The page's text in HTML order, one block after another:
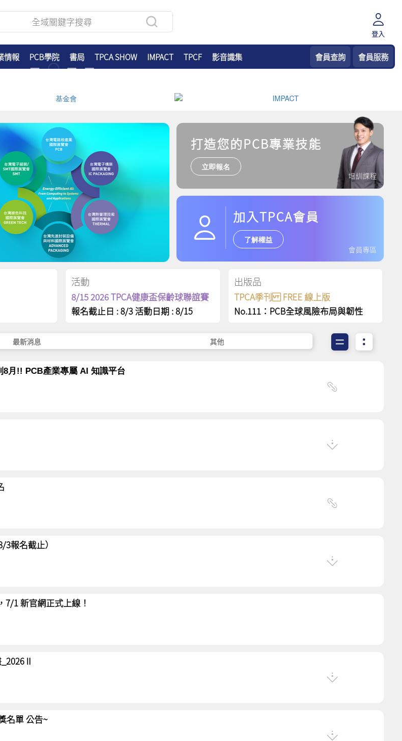
登入
情報 PCB學院 書局 TPCA SHOW IMPACT TPCF 影音識集 會員查詢 會員服務
培訓課程
打造您的PCB專業技能
立即報名
加入TPCA會員
了解權益
會員專區
活動
8/15 2026 TPCA健康盃保齡球聯誼賽
報名截止日 : 8/3 活動日期 : 8/15
出版品
TPCA季刊 FREE 線上版
No.111：PCB全球風險布局與韌性
最新消息 其他
8月!! PCB產業專屬 AI 知識平台
報名截止）
7/1 新官網正式上線！
名單 公告~